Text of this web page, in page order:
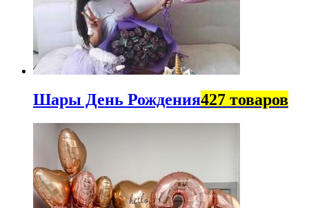
Шары День Рождения427 товаров